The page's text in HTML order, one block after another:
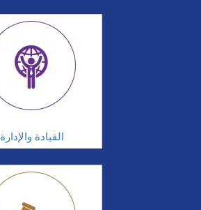
القيادة والإدارة